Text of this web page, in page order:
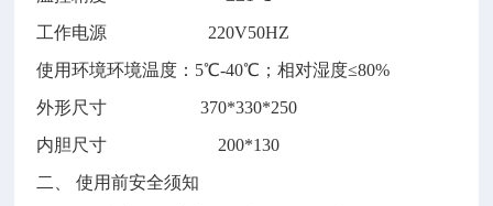
工作电源
220V50HZ
使用环境环境温度：5℃-40℃；相对湿度≤80%
外形尺寸
370*330*250
内胆尺寸
200*130
二、 使用前安全须知